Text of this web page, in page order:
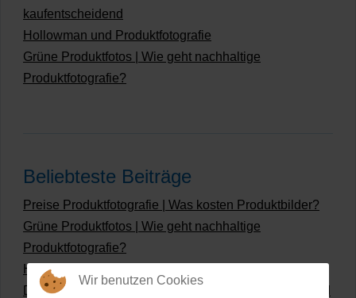
kaufentscheidend
Hollowman und Produktfotografie
Grüne Produktfotos | Wie geht nachhaltige
Produktfotografie?
Beliebteste Beiträge
Preise Produktfotografie | Was kosten Produktbilder?
Grüne Produktfotos | Wie geht nachhaltige
Produktfotografie?
Hollow Man Fotografie | Darauf kommt es an!
Dateiformate und Bilder mit transparentem Hintergrund
Wir benutzen Cookies